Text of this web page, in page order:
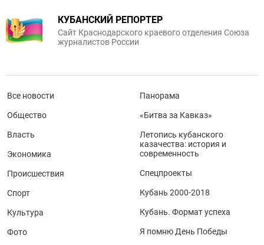
КУБАНСКИЙ РЕПОРТЕР
Сайт Краснодарского краевого отделения Союза
журналистов России
Все новости
Общество
Власть
Экономика
Происшествия
Спорт
Культура
Фото
Панорама
«Битва за Кавказ»
Летопись кубанского
казачества: история и
современность
Спецпроекты
Кубань 2000-2018
Кубань. Формат успеха
Я помню День Победы